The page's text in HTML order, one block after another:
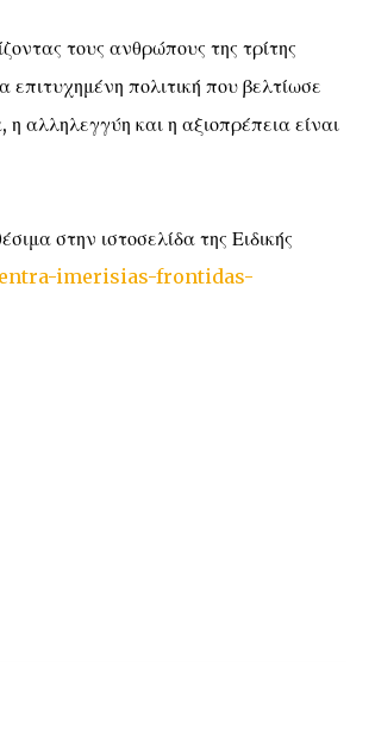
τους ανθρώπους της τρίτης
επιτυχημένη πολιτική που βελτίωσε
αλληλεγγύη και η αξιοπρέπεια είναι
στην ιστοσελίδα της Ειδικής
imerisias-frontidas-